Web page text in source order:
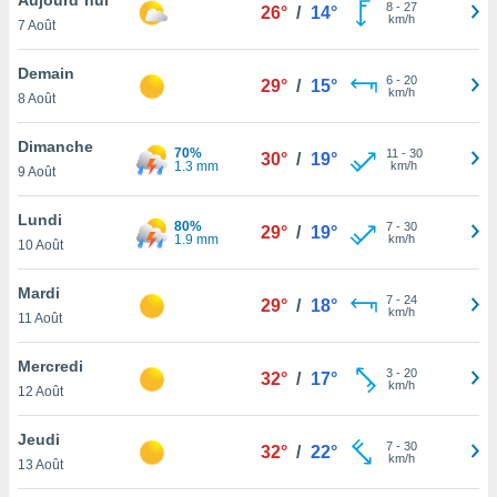
et
»,
au
vous
qu'ils
ou
le
ainsi
un
la
du
7 Août
26° / 14° 8- 27
km/h
Demain
8 Août
29° / 15° 6- 20
km/h
Dimanche
9 Août
70%
1.3 mm
30° / 19° 11 - 30
km/h
Lundi
10 Août
80%
1.9 mm
29° / 19° 7- 30
km/h
Mardi
11 Août
29° / 18° 7- 24
km/h
Mercredi
12 Août
32° / 17° 3- 20
km/h
Jeudi
13 Août
32° / 22° 7- 30
km/h